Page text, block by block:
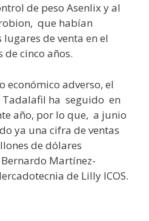
de peso Asenlix y al
que habían
de venta en el
cinco años.
económico adverso, el
Tadalafil ha seguido en
año, por lo que, a junio
ya una cifra de ventas
de dólares
Martínez-
de Lilly ICOS.